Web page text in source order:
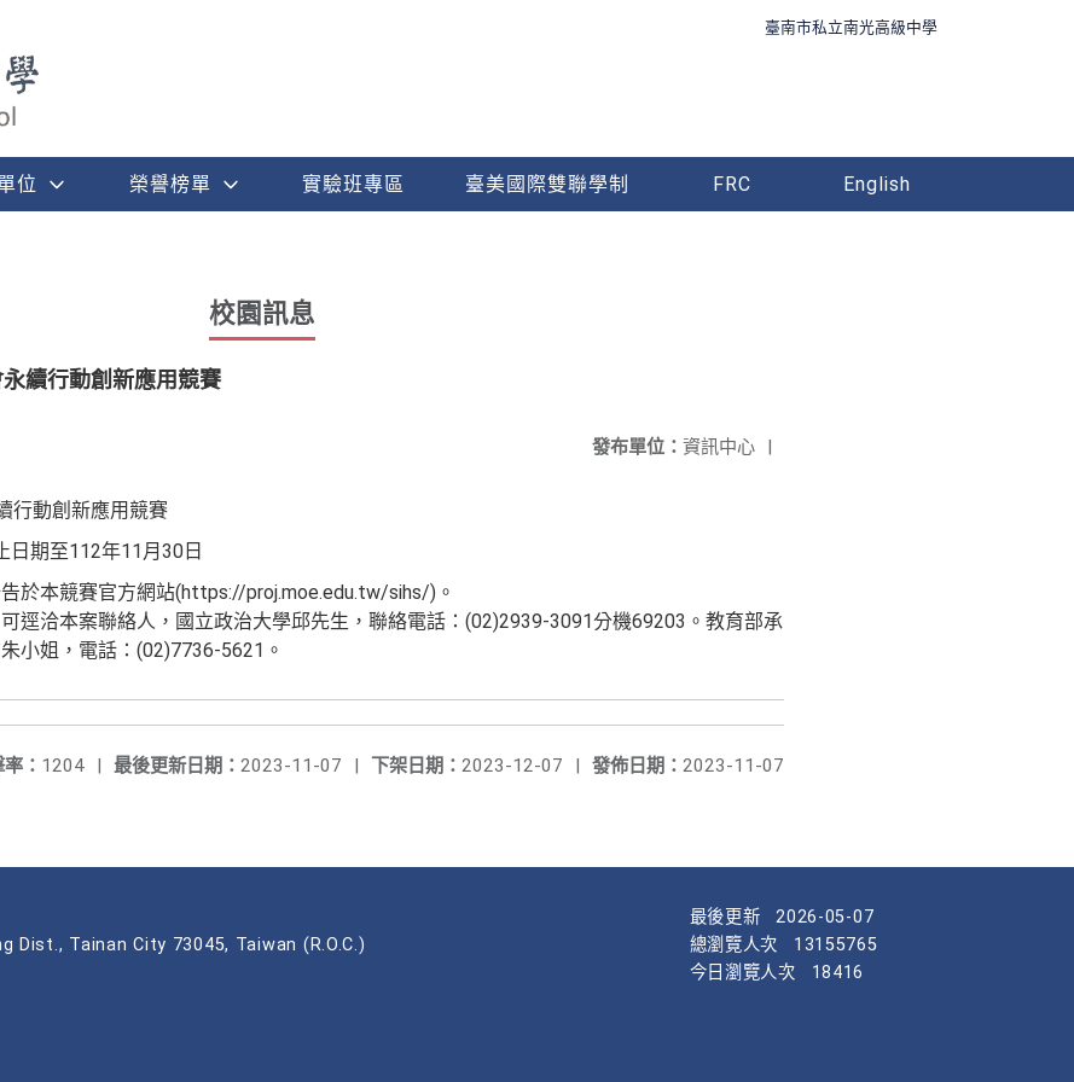
臺南市私立南光高級中學
位 榮譽榜單 實驗班專區 臺美國際雙聯學制 FRC English
校園訊息
續行動創新應用競賽
發布單位： 資訊中心 |
行動創新應用競賽
日期至112年11月30日
於本競賽官方網站(https://proj.moe.edu.tw/sihs/)。
逕洽本案聯絡人，國立政治大學邱先生，聯絡電話：(02)2939-3091分機69203。教育部承
小姐，電話：(02)7736-5621。
發佈日期： 2023-11-07
下架日期： 2023-12-07 |
最後更新日期： 2023-11-07 |
： 1204 |
Dist., Tainan City 73045, Taiwan (R.O.C.)
最後更新
2026-05-07
總瀏覽人次
13155765
今日瀏覽人次
18416